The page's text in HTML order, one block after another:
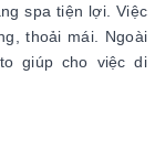
spa tiện lợi. Việc
thoải mái. Ngoài
giúp cho việc di